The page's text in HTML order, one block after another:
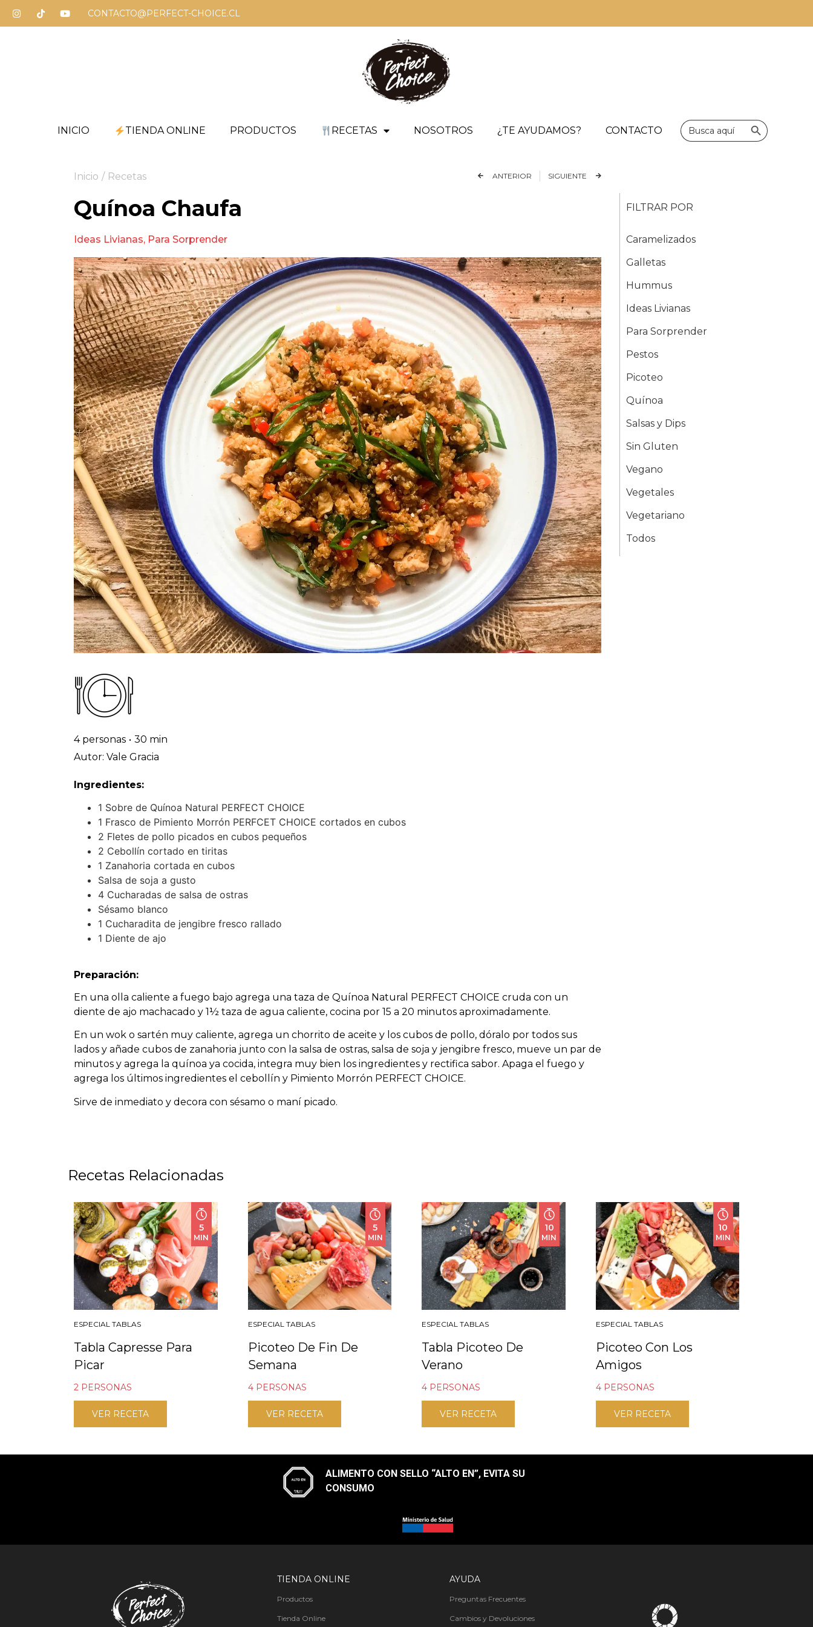
CONTACTO@PERFECT-CHOICE.CL
INICIO TIENDA ONLINE PRODUCTOS RECETAS NOSOTROS ¿TE AYUDAMOS? CONTACTO
Buscar: Botón de
Inicio / Recetas ANTERIOR SIGUIENTE
Quínoa Chaufa
Ideas Livianas, Para Sorprender
4 personas • 30 min
Autor: Vale Gracia
Ingredientes:
1 Sobre de Quínoa Natural PERFECT CHOICE
1 Frasco de Pimiento Morrón PERFCET CHOICE cortados en cubos
2 Fletes de pollo picados en cubos pequeños
2 Cebollín cortado en tiritas
1 Zanahoria cortada en cubos
Salsa de soja a gusto
4 Cucharadas de salsa de ostras
Sésamo blanco
1 Cucharadita de jengibre fresco rallado
1 Diente de ajo
Preparación:
En una olla caliente a fuego bajo agrega una taza de Quínoa Natural PERFECT CHOICE cruda con un
diente de ajo machacado y 1½ taza de agua caliente, cocina por 15 a 20 minutos aproximadamente.
En un wok o sartén muy caliente, agrega un chorrito de aceite y los cubos de pollo, dóralo por todos sus
lados y añade cubos de zanahoria junto con la salsa de ostras, salsa de soja y jengibre fresco, mueve un par de
minutos y agrega la quínoa ya cocida, integra muy bien los ingredientes y rectifica sabor. Apaga el fuego y
agrega los últimos ingredientes el cebollín y Pimiento Morrón PERFECT CHOICE.
Sirve de inmediato y decora con sésamo o maní picado.
FILTRAR POR
Caramelizados
Galletas
Hummus
Ideas Livianas
Para Sorprender
Pestos
Picoteo
Quínoa
Salsas y Dips
Sin Gluten
Vegano
Vegetales
Vegetariano
Todos
Recetas Relacionadas
5
MIN
ESPECIAL TABLAS
Tabla Capresse Para
Picar
2 PERSONAS
VER RECETA
5
MIN
ESPECIAL TABLAS
Picoteo De Fin De
Semana
4 PERSONAS
VER RECETA
10
MIN
ESPECIAL TABLAS
Tabla Picoteo De
Verano
4 PERSONAS
VER RECETA
10
MIN
ESPECIAL TABLAS
Picoteo Con Los
Amigos
4 PERSONAS
VER RECETA
ALIMENTO CON SELLO “ALTO EN”, EVITA SU
CONSUMO​
TIENDA ONLINE
Productos
Tienda Online
AYUDA
Preguntas Frecuentes
Cambios y Devoluciones